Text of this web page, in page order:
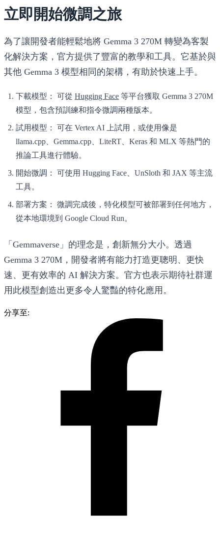
立即開始微調之旅
為了讓開發者能輕鬆地將 Gemma 3 270M 轉變為客製
化解決方案，官方提供了豐富的教學和工具。它基於與
其他 Gemma 3 模型相同的架構，有助於快速上手。
下載模型： 可從 Hugging Face 等平台獲取 Gemma 3 270M
模型，包含預訓練和指令微調兩種版本。
試用模型：
可在 Vertex AI 上試用，或使用像是
llama.cpp、Gemma.cpp、LiteRT、Keras 和 MLX 等熱門的
推論工具進行體驗。
開始微調：
可使用 Hugging Face、UnSloth 和 JAX 等主流
工具。
部署方案：
微調完成後，特化模型可被部署到任何地方，
從本地環境到 Google Cloud Run。
「Gemmaverse」的理念是，創新無分大小。透過
Gemma 3 270M，開發者將有能力打造更聰明、更快
速、更有效率的 AI 解決方案。官方也表示期待社群運
用此模型創造出更多令人驚豔的特化應用。
分享至: